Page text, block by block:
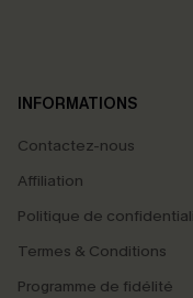
INFORMATIONS
Contactez-nous
Affiliation
Politique de
Termes & Conditions
Programme de fidélité